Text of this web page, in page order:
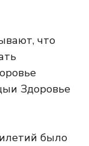
что
и Здоровье
было